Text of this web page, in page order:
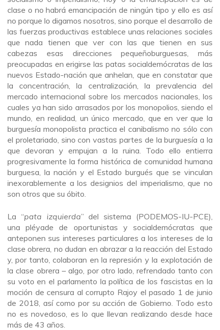
clase o no habrá emancipación de ningún tipo y ello es así
no porque lo digamos nosotros, sino porque el desarrollo de
las fuerzas productivas establece unas relaciones sociales
que nada tienen que ver con las que tienen en sus
cabezas esas direcciones pequeñoburguesas, más
preocupadas en erigirse las patas socialdemócratas de las
nuevos Estado-nación que anhelan, que en constatar que
la concentración, la centralización, la prevalencia del
mercado internacional sobre los mercados nacionales, los
cuales ya han sido arrasados por los monopolios, siendo el
mundo, en realidad, un único mercado, que en ver que la
burguesía monopolista practica el canibalismo no sólo con
el proletariado, sino con vastas partes de la burguesía a la
que devoran y empujan a la ruina. Todo ello entierra
progresivamente la forma histórica de comunidad humana
burguesa, la nación y el Estado burgués que se vinculan
inexorablemente a los designios del imperialismo, que no
son otros que su óbito.
La “pata izquierda” del sistema (PODEMOS-IU-PCE),
una pléyade de oportunistas y socialdemócratas que
anteponen sus intereses particulares a los intereses de la
clase obrera, no dudan en abrazar a la reacción del Estado
y, por tanto, colaboran en la represión y la explotación de
la clase obrera – algo, por otro lado, refrendado tanto con
su voto en el parlamento la política de los fascistas en la
moción de censura al corrupto Rajoy el pasado 1 de junio
de 2018, así como por su acción de Gobierno. Todo esto
no es novedoso, es lo que llevan realizando desde hace
más de 43 años.